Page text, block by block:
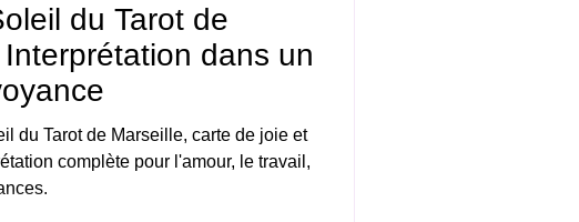
du Tarot de
dans un
du Tarot de Marseille, carte de joie et
complète pour l'amour, le travail,